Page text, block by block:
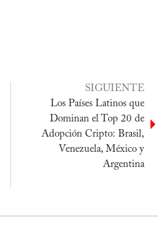
SIGUIENTE
Los Países Latinos que
Dominan el Top 20 de
Adopción Cripto: Brasil,
Venezuela, México y
Argentina